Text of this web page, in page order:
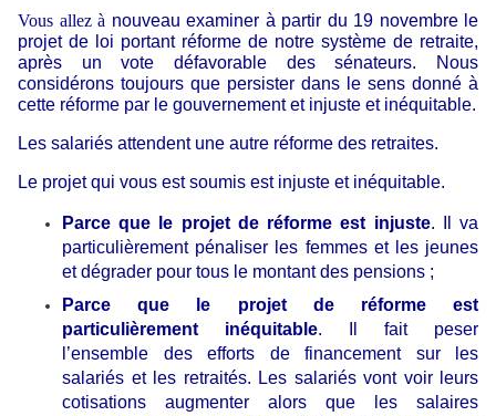
Vous allez à nouveau examiner à partir du 19 novembre le
projet de loi portant réforme de notre système de retraite,
après un vote défavorable des sénateurs. Nous
considérons toujours que persister dans le sens donné à
cette réforme par le gouvernement et injuste et inéquitable.
Les salariés attendent une autre réforme des retraites.
Le projet qui vous est soumis est injuste et inéquitable.
Parce que le projet de réforme est injuste. Il va
particulièrement pénaliser les femmes et les jeunes
et dégrader pour tous le montant des pensions ;
Parce que le projet de réforme est
particulièrement inéquitable. Il fait peser
l’ensemble des efforts de financement sur les
salariés et les retraités. Les salariés vont voir leurs
cotisations augmenter alors que les salaires